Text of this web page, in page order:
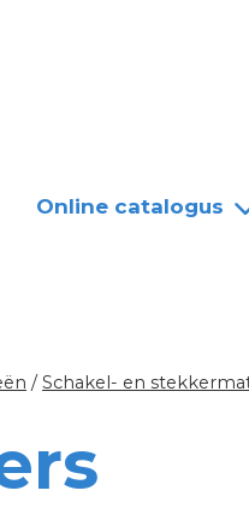
Online catalogus
/ Schakel- en